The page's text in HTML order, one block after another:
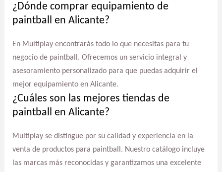
¿Dónde comprar equipamiento de
paintball en Alicante?
En Multiplay encontrarás todo lo que necesitas para tu
negocio de paintball. Ofrecemos un servicio integral y
asesoramiento personalizado para que puedas adquirir el
mejor equipamiento en Alicante.
¿Cuáles son las mejores tiendas de
paintball en Alicante?
Multiplay se distingue por su calidad y experiencia en la
venta de productos para paintball. Nuestro catálogo incluye
las marcas más reconocidas y garantizamos una excelente